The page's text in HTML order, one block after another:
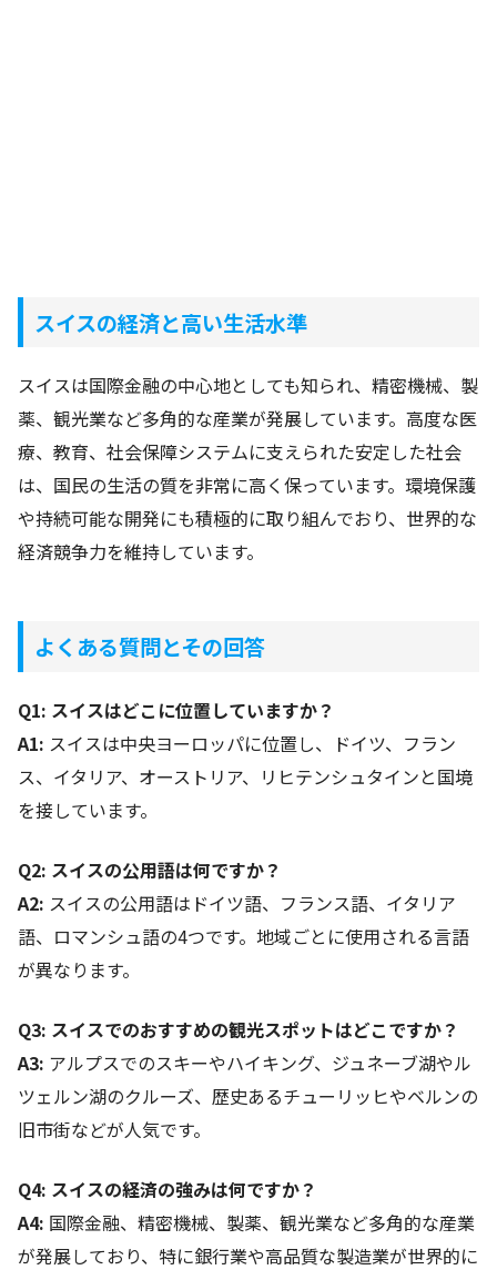
スイスの経済と高い生活水準
スイスは国際金融の中心地としても知られ、精密機械、製
薬、観光業など多角的な産業が発展しています。高度な医
療、教育、社会保障システムに支えられた安定した社会
は、国民の生活の質を非常に高く保っています。環境保護
や持続可能な開発にも積極的に取り組んでおり、世界的な
経済競争力を維持しています。
よくある質問とその回答
Q1: スイスはどこに位置していますか？
A1: スイスは中央ヨーロッパに位置し、ドイツ、フラン
ス、イタリア、オーストリア、リヒテンシュタインと国境
を接しています。
Q2: スイスの公用語は何ですか？
A2: スイスの公用語はドイツ語、フランス語、イタリア
語、ロマンシュ語の4つです。地域ごとに使用される言語
が異なります。
Q3: スイスでのおすすめの観光スポットはどこですか？
A3: アルプスでのスキーやハイキング、ジュネーブ湖やル
ツェルン湖のクルーズ、歴史あるチューリッヒやベルンの
旧市街などが人気です。
Q4: スイスの経済の強みは何ですか？
A4: 国際金融、精密機械、製薬、観光業など多角的な産業
が発展しており、特に銀行業や高品質な製造業が世界的に